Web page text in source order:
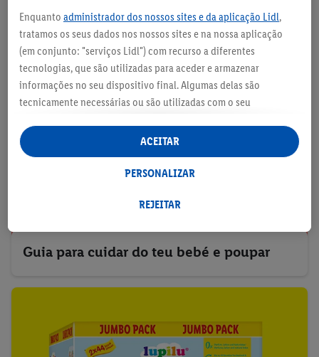
Guia para cuidar do teu bebé e poupar
Enquanto administrador dos nossos sites e da aplicação Lidl,
tratamos os seus dados nos nossos sites e na nossa aplicação
(em conjunto: "serviços Lidl") com recurso a diferentes
tecnologias, que são utilizadas para aceder e armazenar
informações no seu dispositivo final. Algumas delas são
tecnicamente necessárias ou são utilizadas com o seu
estatísticas ou para publicidade personalizada dentro e fora
dos serviços Lidl. Se for membro do programa Lidl Plus, os
dados relativos ao seu comportamento de compra na loja
Ao clicar em "Personalizar", pode autorizar finalidades de
Ao clicar em "Rejeitar", só pode autorizar a utilização das
todo o tratamento para todos os fins acima indicados. Para
dados e o direito de retirar o seu consentimento em qualquer
altura, com efeitos para o futuro, consulte a nossapolítica de
REJEITAR
PERSONALIZAR
ACEITAR